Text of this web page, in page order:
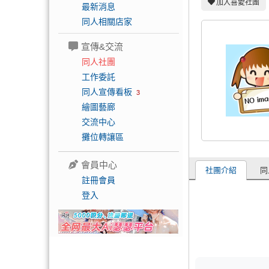
最新消息
同人相關店家
宣傳&交流
同人社團
工作委託
同人宣傳看板 3
繪圖藝廊
交流中心
攤位轉讓區
會員中心
註冊會員
登入
加入喜愛社團
社團介紹